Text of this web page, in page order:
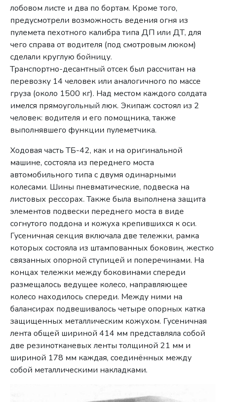
лобовом листе и два по бортам. Кроме того,
предусмотрели возможность ведения огня из
пулемета пехотного калибра типа ДП или ДТ, для
чего справа от водителя (под смотровым люком)
сделали круглую бойницу.
Транспортно-десантный отсек был рассчитан на
перевозку 14 человек или аналогичного по массе
груза (около 1500 кг). Над местом каждого солдата
имелся прямоугольный люк. Экипаж состоял из 2
человек: водителя и его помощника, также
выполнявшего функции пулеметчика.
Ходовая часть ТБ-42, как и на оригинальной
машине, состояла из переднего моста
автомобильного типа с двумя одинарными
колесами. Шины пневматические, подвеска на
листовых рессорах. Также была выполнена защита
элементов подвески переднего моста в виде
согнутого поддона и кожуха крепившихся к оси.
Гусеничная секция включала две тележки, рамка
которых состояла из штампованных боковин, жестко
связанных опорной ступицей и поперечинами. На
концах тележки между боковинами спереди
размещалось ведущее колесо, направляющее
колесо находилось спереди. Между ними на
балансирах подвешивалось четыре опорных катка
защищенных металлическим кожухом. Гусеничная
лента общей шириной 414 мм представляла собой
две резинотканевых ленты толщиной 21 мм и
шириной 178 мм каждая, соединённых между
собой металлическими накладками.